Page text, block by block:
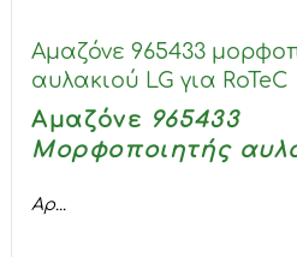
Αμαζόνε 965433
αυλακιού LG για RoTeC
Αμαζόνε 965433
Μορφοποιητής
Αρ...